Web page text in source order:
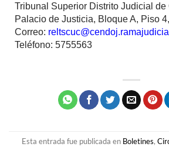
Tribunal Superior Distrito Judicial de
Palacio de Justicia, Bloque A, Piso
Correo:
Teléfono: 5755563
Esta entrada fue publicada en Boletines,